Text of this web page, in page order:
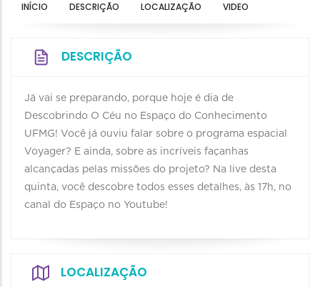
INÍCIO DESCRIÇÃO LOCALIZAÇÃO VIDEO
DESCRIÇÃO
Já vai se preparando, porque hoje é dia de
Descobrindo O Céu no Espaço do Conhecimento
UFMG! Você já ouviu falar sobre o programa espacial
Voyager? E ainda, sobre as incríveis façanhas
alcançadas pelas missões do projeto? Na live desta
quinta, você descobre todos esses detalhes, às 17h, no
canal do Espaço no Youtube!
LOCALIZAÇÃO